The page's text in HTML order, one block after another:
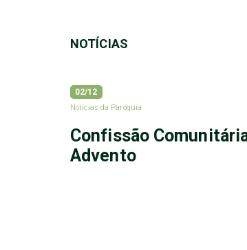
NOTÍCIAS
02/12
Notícias da Paróquia
Confissão
Advento